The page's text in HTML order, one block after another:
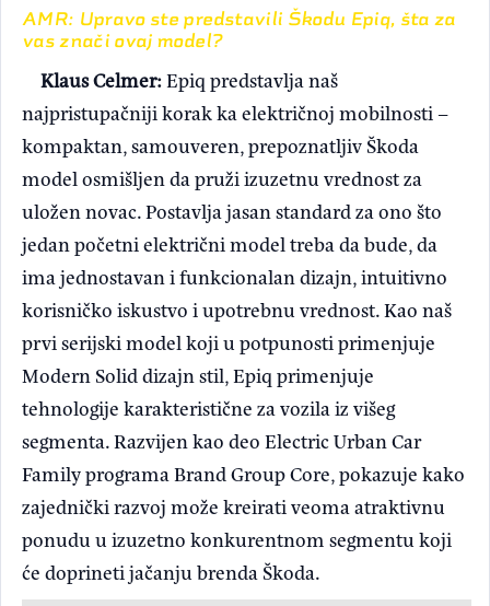
AMR: Upravo ste predstavili Škodu Epiq, šta za
vas znači ovaj model?
Klaus Celmer:Epiq predstavlja naš
najpristupačniji korak ka električnoj mobilnosti –
kompaktan, samouveren, prepoznatljiv Škoda
model osmišljen da pruži izuzetnu vrednost za
uložen novac. Postavlja jasan standard za ono što
jedan početni električni model treba da bude, da
ima jednostavan i funkcionalan dizajn, intuitivno
korisničko iskustvo i upotrebnu vrednost. Kao naš
prvi serijski model koji u potpunosti primenjuje
Modern Solid dizajn stil, Epiq primenjuje
tehnologije karakteristične za vozila iz višeg
segmenta. Razvijen kao deo Electric Urban Car
Family programa Brand Group Core, pokazuje kako
zajednički razvoj može kreirati veoma atraktivnu
ponudu u izuzetno konkurentnom segmentu koji
će doprineti jačanju brenda Škoda.